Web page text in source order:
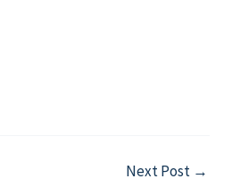
Next Post →